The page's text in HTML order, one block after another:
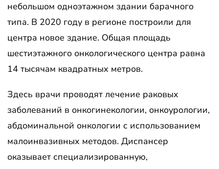
небольшом одноэтажном здании барачного
типа. В 2020 году в регионе построили для
центра новое здание. Общая площадь
шестиэтажного онкологического центра равна
14 тысячам квадратных метров.
Здесь врачи проводят лечение раковых
заболеваний в онкогинекологии, онкоурологии,
абдоминальной онкологии с использованием
малоинвазивных методов. Диспансер
оказывает специализированную,